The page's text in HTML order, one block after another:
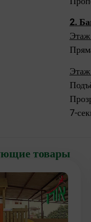
2.
7-
товары